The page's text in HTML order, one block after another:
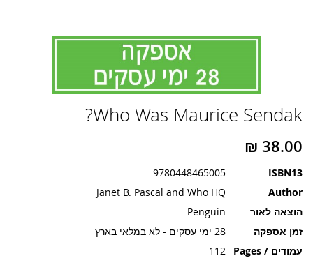
Who Was Maurice Sendak?
ISBN13
9780448465005
Author
Janet B. Pascal and Who HQ
הוצאה לאור
Penguin
זמן אספקה
28 ימי עסקים - לא במלאי בארץ
עמודים / Pages
112
להתחלה
גלריית
תמונות